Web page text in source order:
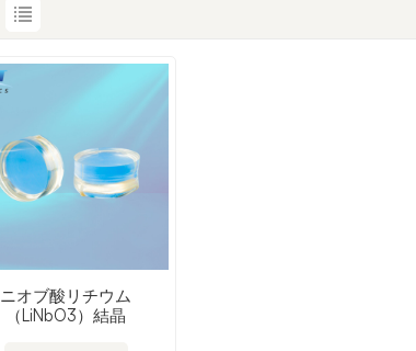
ニオブ酸リチウム
（LiNbO3）結晶